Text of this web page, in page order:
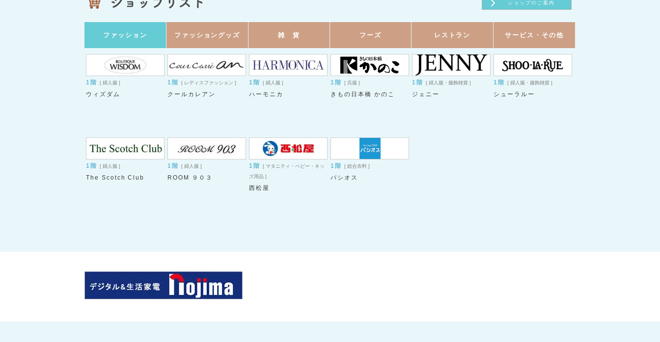
ショップのご案内
ファッション ファッショングッズ 雑 貨 フーズ レストラン サービス・その他
1階 [ 婦人服 ]
ウィズダム
1階 [ レディスファッション ]
クールカレアン
1階 [ 婦人服 ]
ハーモニカ
1階 [ 呉服 ]
きもの日本橋 かのこ
1階 [ 婦人服・服飾雑貨 ]
ジェニー
1階 [ 婦人服・服飾雑貨 ]
シューラルー
1階 [ 婦人服 ]
The Scotch Club
1階 [ 婦人服 ]
ROOM ９０３
1階
[ マタニティ・ベビー・キッ
ズ用品 ]
西松屋
1階 [ 総合衣料 ]
パシオス